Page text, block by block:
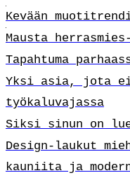
Kevään
Mausta
Tapahtuma
Yksi asia, jota
työkaluvajassa
Siksi sinun on
Design-laukut
kauniita ja